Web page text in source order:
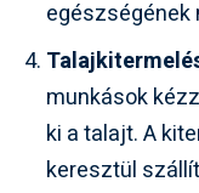
egészségének
munkások
ki a talajt. A
keresztül